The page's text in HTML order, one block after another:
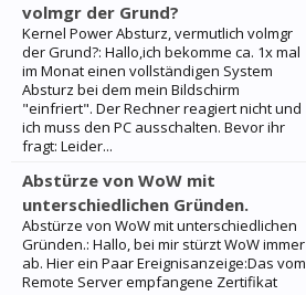
volmgr der Grund?
Kernel Power Absturz, vermutlich volmgr
der Grund?: Hallo,ich bekomme ca. 1x mal
im Monat einen vollständigen System
Absturz bei dem mein Bildschirm
"einfriert". Der Rechner reagiert nicht und
ich muss den PC ausschalten. Bevor ihr
fragt: Leider...
Abstürze von WoW mit
unterschiedlichen Gründen.
Abstürze von WoW mit unterschiedlichen
Gründen.: Hallo, bei mir stürzt WoW immer
ab. Hier ein Paar Ereignisanzeige:Das vom
Remote Server empfangene Zertifikat